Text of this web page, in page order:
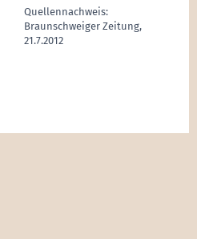
Quellennachweis:
Braunschweiger Zeitung,
21.7.2012